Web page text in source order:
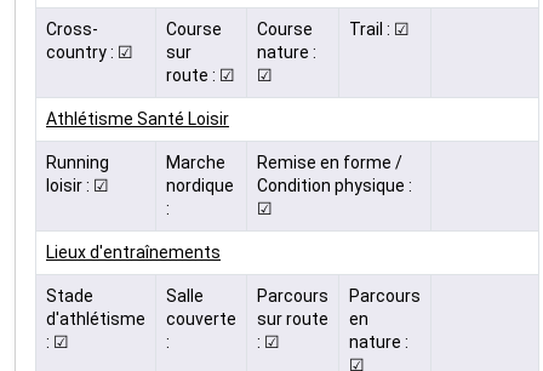
Cross-
country : ☑
Course
sur
route : ☑
Course
nature :
☑
Trail : ☑
Athlétisme Santé Loisir
Running
loisir : ☑
Marche
nordique
:
Remise en forme /
Condition physique :
☑
Lieux d'entraînements
Stade
d'athlétisme
: ☑
Salle
couverte
:
Parcours
sur route
: ☑
Parcours
en
nature :
☑